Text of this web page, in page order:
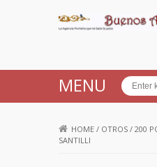
MENU
HOME / OTROS / 200
SANTILLI